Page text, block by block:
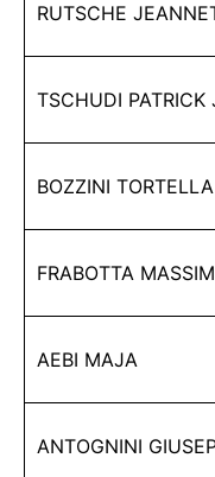
RUTSCHE
TSCHUDI PATRICK
BOZZINI
FRABOTTA
AEBI MAJA
ANTOGNINI